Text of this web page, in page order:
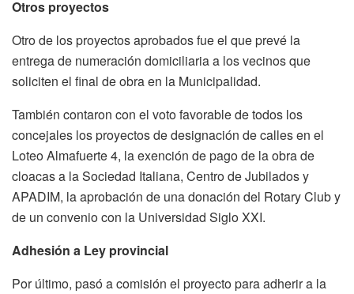
Otros proyectos
Otro de los proyectos aprobados fue el que prevé la
entrega de numeración domiciliaria a los vecinos que
soliciten el final de obra en la Municipalidad.
También contaron con el voto favorable de todos los
concejales los proyectos de designación de calles en el
Loteo Almafuerte 4, la exención de pago de la obra de
cloacas a la Sociedad Italiana, Centro de Jubilados y
APADIM, la aprobación de una donación del Rotary Club y
de un convenio con la Universidad Siglo XXI.
Adhesión a Ley provincial
Por último, pasó a comisión el proyecto para adherir a la